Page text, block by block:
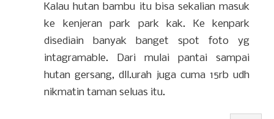
Kalau hutan bambu itu bisa sekalian masuk
ke kenjeran park park kak. Ke kenpark
disediain banyak banget spot foto yg
intagramable. Dari mulai pantai sampai
hutan gersang, dll.urah juga cuma 15rb udh
nikmatin taman seluas itu.